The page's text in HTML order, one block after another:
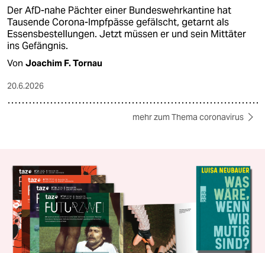
Der AfD-nahe Pächter einer Bundeswehrkantine hat
Tausende Corona-Impfpässe gefälscht, getarnt als
Essensbestellungen. Jetzt müssen er und sein Mittäter
ins Gefängnis.
Von Joachim F. Tornau
20.6.2026
mehr zum Thema coronavirus